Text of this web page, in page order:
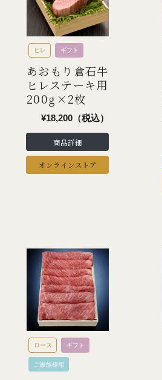
ヒレ ギフト
あおもり倉石牛
ヒレステーキ用
200g×2枚
¥18,200（税込）
商品詳細
オンラインストア
ロース ギフト
ご家族様用